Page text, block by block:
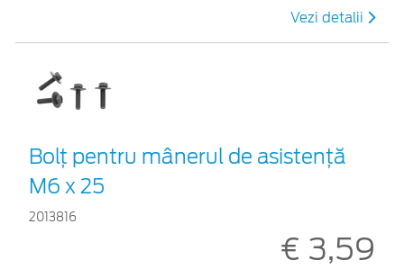
Vezi detalii
Bolț pentru mânerul de asistență
M6 x 25
2013816
€ 3,59